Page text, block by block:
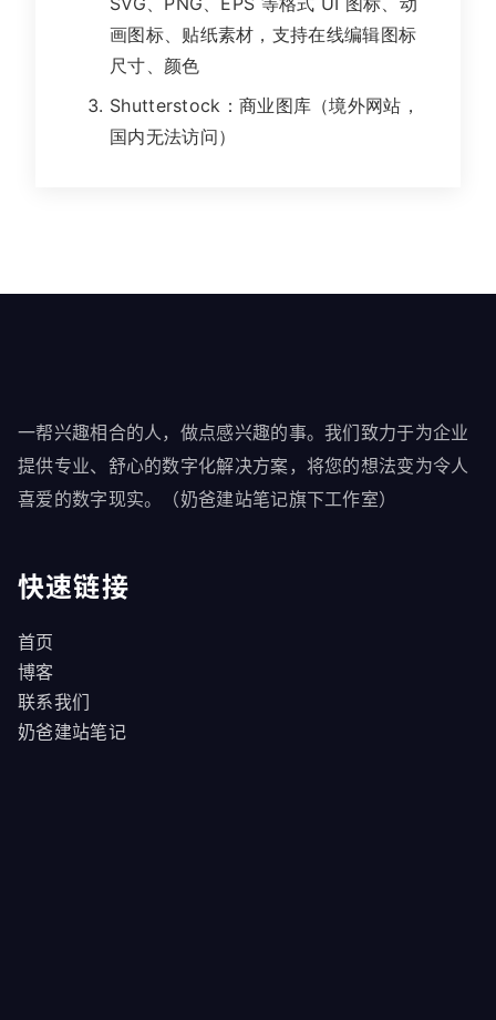
画图标、贴纸素材，支持在线编辑图标
尺寸、颜色
Shutterstock：商业图库（境外网站，
国内无法访问）
一帮兴趣相合的人，做点感兴趣的事。我们致力于为企业
提供专业、舒心的数字化解决方案，将您的想法变为令人
喜爱的数字现实。（奶爸建站笔记旗下工作室）
快速链接
首页
博客
联系我们
奶爸建站笔记